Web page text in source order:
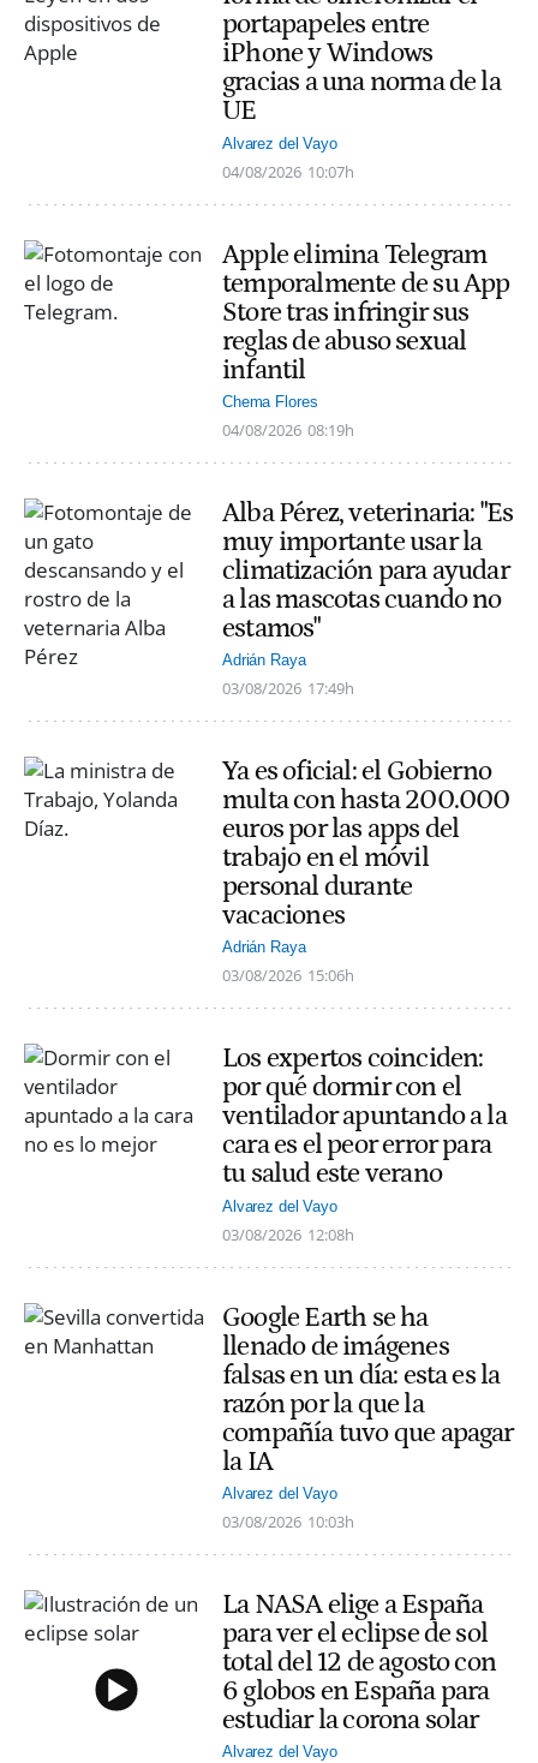
portapapeles entre
iPhone y Windows
gracias a una norma de la
UE
Alvarez del Vayo
04/08/2026 10:07h
Apple elimina Telegram
temporalmente de su App
Store tras infringir sus
reglas de abuso sexual
infantil
Chema Flores
04/08/2026 08:19h
Alba Pérez, veterinaria: "Es
muy importante usar la
climatización para ayudar
a las mascotas cuando no
estamos"
Adrián Raya
03/08/2026 17:49h
Ya es oficial: el Gobierno
multa con hasta 200.000
euros por las apps del
trabajo en el móvil
personal durante
vacaciones
Adrián Raya
03/08/2026 15:06h
Los expertos coinciden:
por qué dormir con el
ventilador apuntando a la
cara es el peor error para
tu salud este verano
Alvarez del Vayo
03/08/2026 12:08h
Google Earth se ha
llenado de imágenes
falsas en un día: esta es la
razón por la que la
compañía tuvo que apagar
la IA
Alvarez del Vayo
03/08/2026 10:03h
La NASA elige a España
para ver el eclipse de sol
total del 12 de agosto con
6 globos en España para
estudiar la corona solar
Alvarez del Vayo